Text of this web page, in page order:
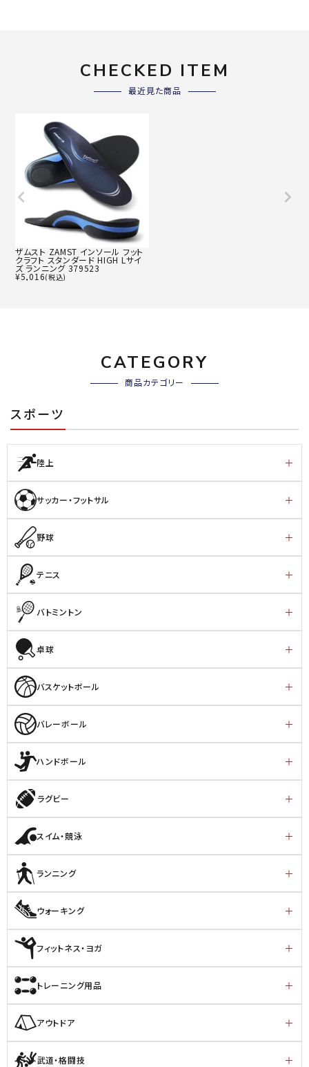
CHECKED ITEM
最近見た商品
ザムスト ZAMST インソール フット
クラフト スタンダード HIGH Lサイ
ズ ランニング 379523
¥5,016(税込)
CATEGORY
商品カテゴリー
スポーツ
陸上
サッカー・フットサル
野球
テニス
バトミントン
卓球
バスケットボール
バレーボール
ハンドボール
ラグビー
スイム・競泳
ランニング
ウォーキング
フィットネス・ヨガ
トレーニング用品
アウトドア
武道・格闘技